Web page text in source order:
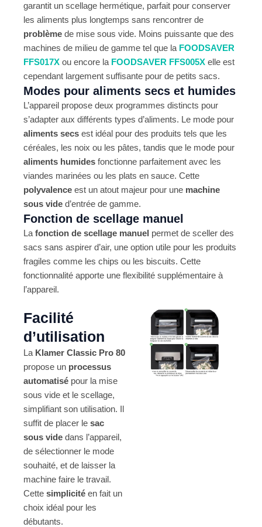
garantit un scellage hermétique, parfait pour conserver
les aliments plus longtemps sans rencontrer de
problème de mise sous vide. Moins puissante que des
machines de milieu de gamme tel que la FOODSAVER
FFS017X ou encore la FOODSAVER FFS005X elle est
cependant largement suffisante pour de petits sacs.
Modes pour aliments secs et humides
L’appareil propose deux programmes distincts pour
s’adapter aux différents types d’aliments. Le mode pour
aliments secs est idéal pour des produits tels que les
céréales, les noix ou les pâtes, tandis que le mode pour
aliments humides fonctionne parfaitement avec les
viandes marinées ou les plats en sauce. Cette
polyvalence est un atout majeur pour une machine
sous vide d’entrée de gamme.
Fonction de scellage manuel
La fonction de scellage manuel permet de sceller des
sacs sans aspirer d’air, une option utile pour les produits
fragiles comme les chips ou les biscuits. Cette
fonctionnalité apporte une flexibilité supplémentaire à
l’appareil.
Facilité
d’utilisation
La Klamer Classic Pro 80
propose un processus
automatisé pour la mise
sous vide et le scellage,
simplifiant son utilisation. Il
suffit de placer le sac
sous vide dans l’appareil,
de sélectionner le mode
souhaité, et de laisser la
machine faire le travail.
Cette simplicité en fait un
choix idéal pour les
débutants.